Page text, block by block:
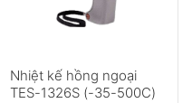
Nhiệt kế hồng ngoại
TES-1326S (-35-500C)